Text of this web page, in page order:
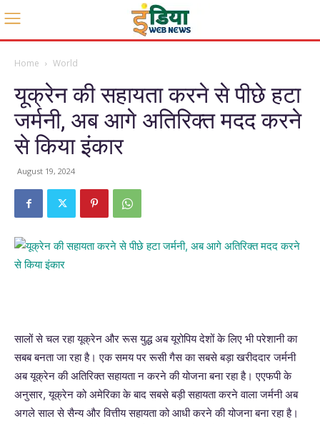
Home World
यूक्रेन की सहायता करने से पीछे हटा
जर्मनी, अब आगे अतिरिक्त मदद करने
से किया इंकार
August 19, 2024
सालों से चल रहा यूक्रेन और रूस युद्ध अब यूरोपिय देशों के लिए भी परेशानी का
सबब बनता जा रहा है। एक समय पर रूसी गैस का सबसे बड़ा खरीददार जर्मनी
अब यूक्रेन की अतिरिक्त सहायता न करने की योजना बना रहा है। एएफपी के
अनुसार, यूक्रेन को अमेरिका के बाद सबसे बड़ी सहायता करने वाला जर्मनी अब
अगले साल से सैन्य और वित्तीय सहायता को आधी करने की योजना बना रहा है।